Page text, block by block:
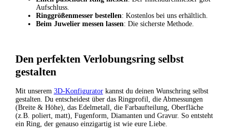
Aufschluss.
Ringgrößenmesser bestellen: Kostenlos bei uns erhältlich.
Beim Juwelier messen lassen: Die sicherste Methode.
Den perfekten Verlobungsring selbst
gestalten
Mit unserem 3D-Konfiguratorkannst du deinen Wunschring selbst
gestalten. Du entscheidest über das Ringprofil, die Abmessungen
(Breite & Höhe), das Edelmetall, die Farbaufteilung, Oberfläche
(z.B. poliert, matt), Fugenform, Diamanten und Gravur. So entsteht
ein Ring, der genauso einzigartig ist wie eure Liebe.